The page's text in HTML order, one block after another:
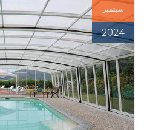
سبتمبر
2024